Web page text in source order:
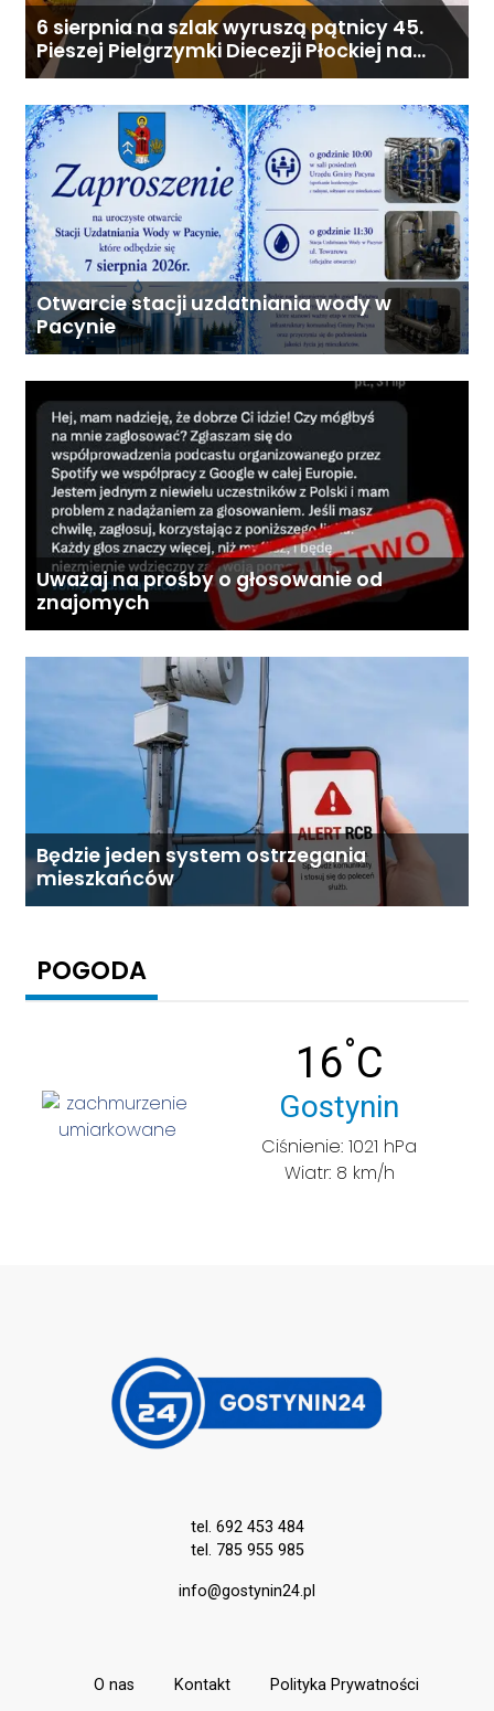
6 sierpnia na szlak wyruszą pątnicy 45.
Pieszej Pielgrzymki Diecezji Płockiej na
Jasną Górę
Otwarcie stacji uzdatniania wody w
Pacynie
Uważaj na prośby o głosowanie od
znajomych
Będzie jeden system ostrzegania
mieszkańców
POGODA
16°C
Miasto:
Gostynin
Ciśnienie: 1021 hPa
Wiatr: 8 km/h
tel. 692 453 484
tel. 785 955 985
info@gostynin24.pl
O nas Kontakt Polityka Prywatności